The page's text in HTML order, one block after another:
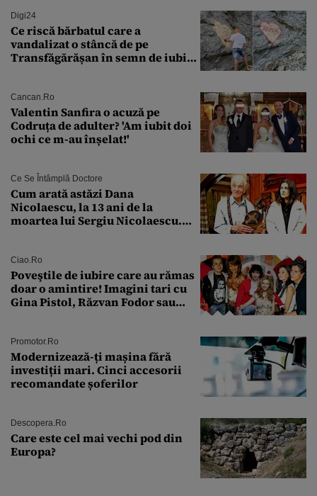
Digi24
Ce riscă bărbatul care a
vandalizat o stâncă de pe
Transfăgărășan în semn de iubire
Cancan.ro
Valentin Sanfira o acuză pe
Codruța de adulter? 'Am iubit doi
ochi ce m-au înșelat!'
Ce Se Întâmplă Doctore
Cum arată astăzi Dana
Nicolaescu, la 13 ani de la
moartea lui Sergiu Nicolaescu.
Ciao.ro
Poveştile de iubire care au rămas
doar o amintire! Imagini tari cu
Gina Pistol, Răzvan Fodor sau
Promotor.ro
Modernizează-ți mașina fără
investiții mari. Cinci accesorii
recomandate șoferilor
Descopera.ro
Care este cel mai vechi pod din
Europa?